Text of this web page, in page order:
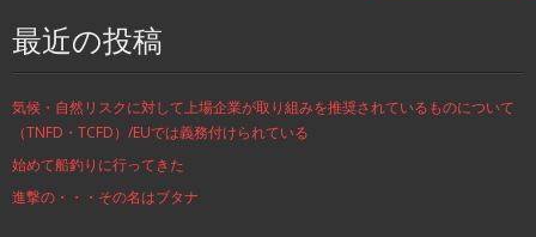
最近の投稿
気候・自然リスクに対して上場企業が取り組みを推奨されているものについて
（TNFD・TCFD）/EUでは義務付けられている
始めて船釣りに行ってきた
進撃の・・・その名はブタナ